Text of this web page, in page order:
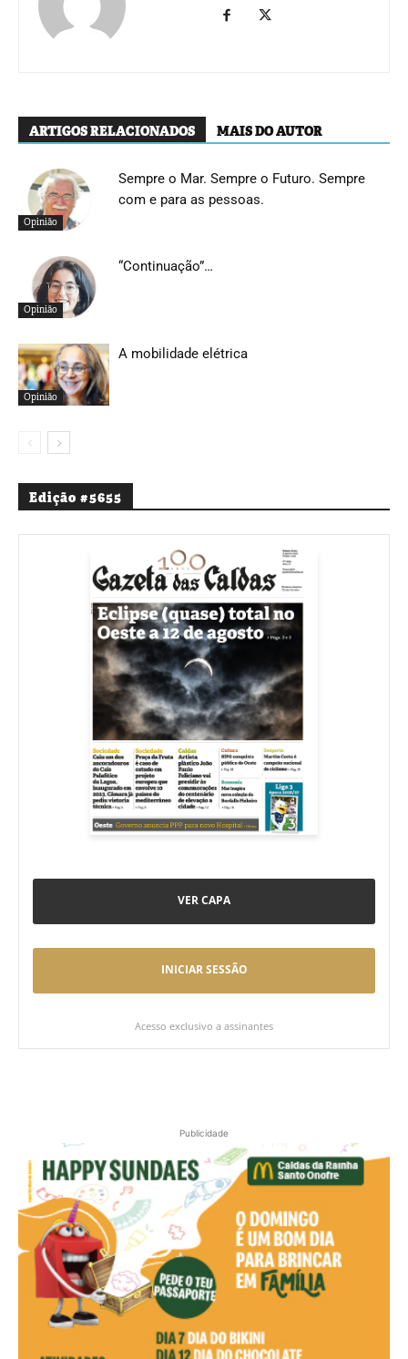
ARTIGOS RELACIONADOS MAIS DO AUTOR
Opinião
Sempre o Mar. Sempre o Futuro. Sempre
com e para as pessoas.
Opinião
“Continuação”…
Opinião
A mobilidade elétrica
Edição #5655
VER CAPA
INICIAR SESSÃO
Acesso exclusivo a assinantes
Publicidade